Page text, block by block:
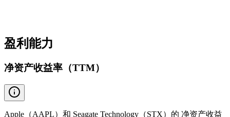
盈利能力
净资产收益率（TTM）
Apple（AAPL）和 Seagate Technology（STX）的 净资产收益